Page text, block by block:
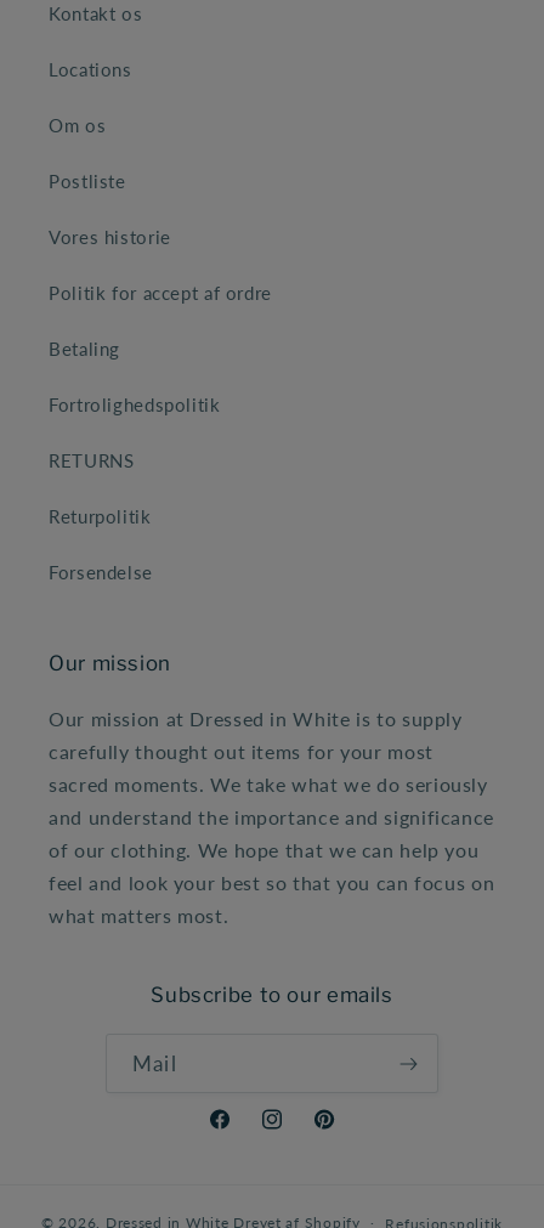
Kontakt os
Locations
Om os
Postliste
Vores historie
Politik for accept af ordre
Betaling
Fortrolighedspolitik
RETURNS
Returpolitik
Forsendelse
Our mission
Our mission at Dressed in White is to supply
carefully thought out items for your most
sacred moments. We take what we do seriously
and understand the importance and significance
of our clothing. We hope that we can help you
feel and look your best so that you can focus on
what matters most.
Subscribe to our emails
Mail
FacebookInstagramPinterest
© 2026, Dressed in White Drevet af Shopify Refusionspolitik